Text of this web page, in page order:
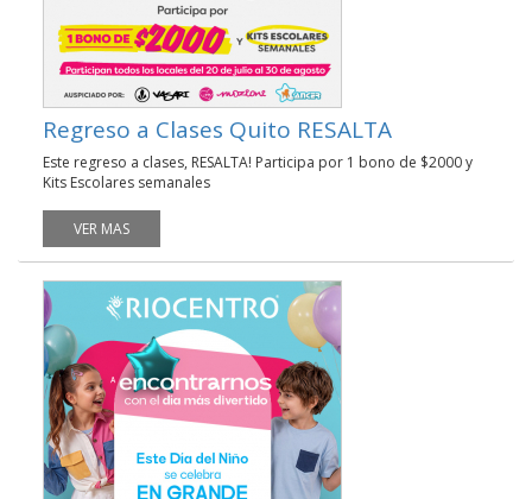
Regreso a Clases Quito RESALTA
Este regreso a clases, RESALTA! Participa por 1 bono de $2000 y
Kits Escolares semanales
VER MAS